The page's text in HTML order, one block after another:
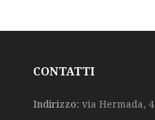
CONTATTI
Indirizzo: via Hermada, 4